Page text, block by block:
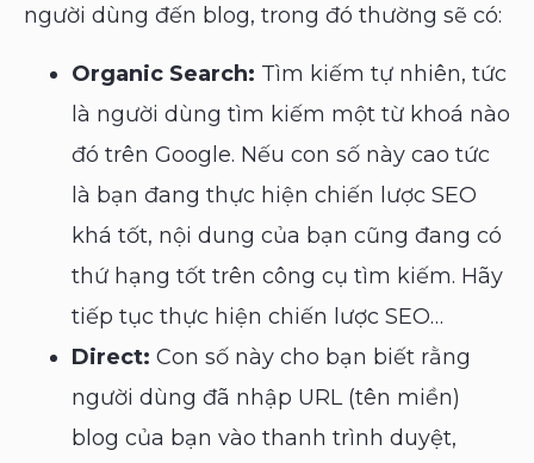
người dùng đến blog, trong đó thường sẽ có:
Organic Search: Tìm kiếm tự nhiên, tức
là người dùng tìm kiếm một từ khoá nào
đó trên Google. Nếu con số này cao tức
là bạn đang thực hiện chiến lược SEO
khá tốt, nội dung của bạn cũng đang có
thứ hạng tốt trên công cụ tìm kiếm. Hãy
tiếp tục thực hiện chiến lược SEO…
Direct: Con số này cho bạn biết rằng
người dùng đã nhập URL (tên miền)
blog của bạn vào thanh trình duyệt,